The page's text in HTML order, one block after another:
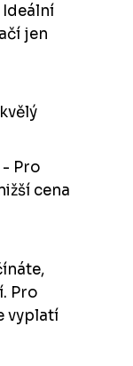
Ideální
jen
- Pro
cena
Pro
vyplatí